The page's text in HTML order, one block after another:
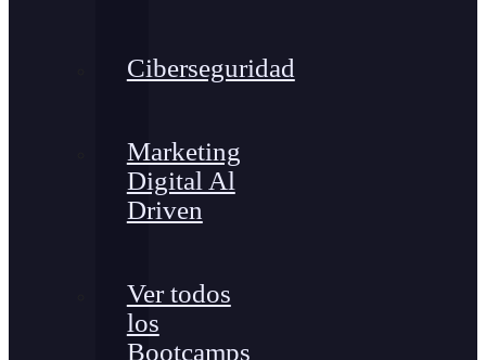
Ciberseguridad
Marketing
Digital Al
Driven
Ver todos
los
Bootcamps